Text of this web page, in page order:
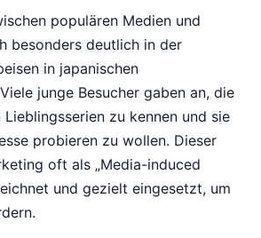
populären Medien und
besonders deutlich in der
in japanischen
junge Besucher gaben an, die
Lieblingsserien zu kennen und sie
probieren zu wollen. Dieser
oft als „Media-induced
und gezielt eingesetzt, um